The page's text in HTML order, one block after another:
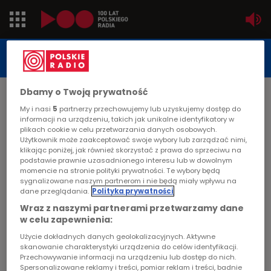
Jedynka
Trójka
Czwórka
PR24
Poland
Dzieci
STUDIO REPORTAŻU
POLSKIEGO RADIA
DATA PUBLIKACJI:
2005-06-18
STRONA GŁÓWNA
ARTYKUŁ
Moja i twoja nadzieja - o
Interwencyjnej Placówce
Opiekuńczej w Otwocku
STUDIO REPORTAŻU I DOKUMENTU
Dbamy o Twoją prywatność
My i nasi 5 partnerzy przechowujemy lub uzyskujemy dostęp do
informacji na urządzeniu, takich jak unikalne identyfikatory w
plikach cookie w celu przetwarzania danych osobowych.
Użytkownik może zaakceptować swoje wybory lub zarządzać nimi,
klikając poniżej, jak również skorzystać z prawa do sprzeciwu na
podstawie prawnie uzasadnionego interesu lub w dowolnym
momencie na stronie polityki prywatności. Te wybory będą
sygnalizowane naszym partnerom i nie będą miały wpływu na
dane przeglądania. Polityka prywatności
Wraz z naszymi partnerami przetwarzamy dane
w celu zapewnienia:
Użycie dokładnych danych geolokalizacyjnych. Aktywne
skanowanie charakterystyki urządzenia do celów identyfikacji.
Przechowywanie informacji na urządzeniu lub dostęp do nich.
Spersonalizowane reklamy i treści, pomiar reklam i treści, badnie